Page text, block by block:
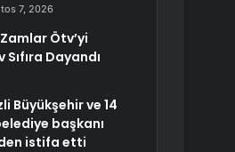
7, 2026
Ötv’yi
Dayandı
Büyükşehir ve 14
başkanı
istifa etti